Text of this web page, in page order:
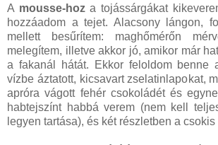
A mousse-hoza tojássárgákat
hozzáadom a tejet. Alacsony lángon,
mellett besűrítem: maghőmérőn
melegítem, illetve akkor jó, amikor már
a fakanál hátát. Ekkor feloldom benne
vízbe áztatott, kicsavart zselatinlapokat,
apróra vágott fehér csokoládét és
habtejszínt habbá verem (nem kell
legyen tartása), és két részletben a